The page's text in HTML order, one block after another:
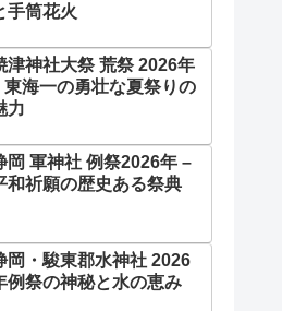
手筒花火
津神社大祭 荒祭 2026年
東海一の勇壮な夏祭りの
力
岡 軍神社 例祭2026年 –
和祈願の歴史ある祭典
岡・駿東郡水神社 2026
例祭の神秘と水の恵み